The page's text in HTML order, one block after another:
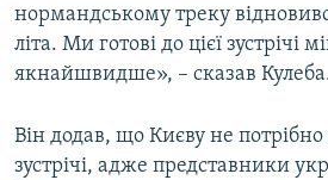
нормандському треку
літа. Ми готові до цієї зустрічі
якнайшвидше», – сказав
Він додав, що Києву не потрібно
зустрічі, адже представники